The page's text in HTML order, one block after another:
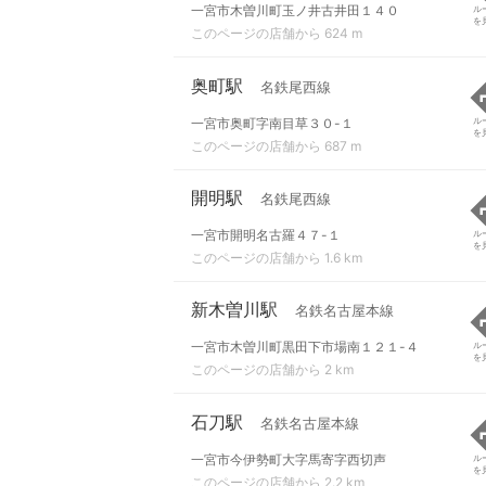
一宮市木曽川町玉ノ井古井田１４０
このページの店舗から 624 m
ル
を
奥町駅 名鉄尾西線
一宮市奥町字南目草３０-１
このページの店舗から 687 m
ル
を
開明駅 名鉄尾西線
一宮市開明名古羅４７-１
このページの店舗から 1.6 km
ル
を
新木曽川駅 名鉄名古屋本線
一宮市木曽川町黒田下市場南１２１-４
このページの店舗から 2 km
ル
を
石刀駅 名鉄名古屋本線
一宮市今伊勢町大字馬寄字西切声
このページの店舗から 2.2 km
ル
を